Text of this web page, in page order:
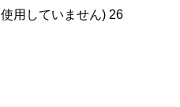
用していません) 26